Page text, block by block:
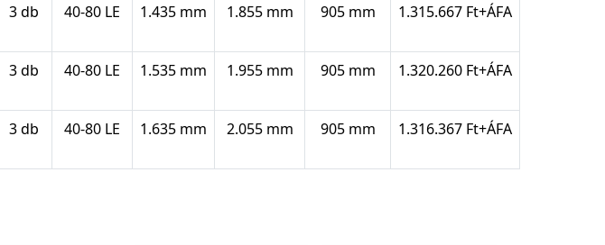
3 db 40-80 LE 1.435 mm 1.855 mm 905 mm 1.315.667 Ft+ÁFA
3 db 40-80 LE 1.535 mm 1.955 mm 905 mm 1.320.260 Ft+ÁFA
3 db 40-80 LE 1.635 mm 2.055 mm 905 mm 1.316.367 Ft+ÁFA